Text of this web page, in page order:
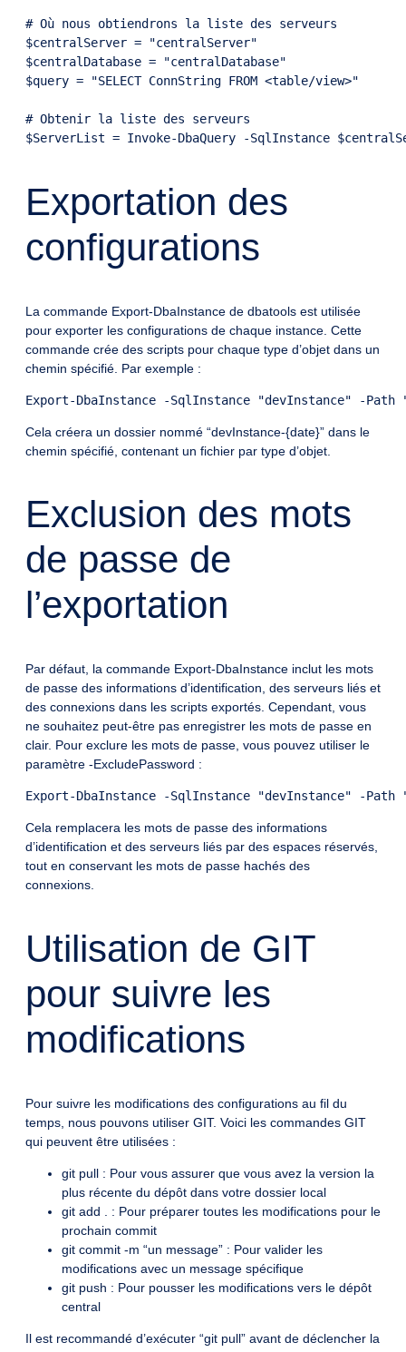
# Où nous obtiendrons la liste des serveurs
$centralServer = "centralServer"
$centralDatabase = "centralDatabase"
$query = "SELECT ConnString FROM <table/view>"
# Obtenir la liste des serveurs
Exportation des
configurations
La commande Export-DbaInstance de dbatools est utilisée
pour exporter les configurations de chaque instance. Cette
commande crée des scripts pour chaque type d’objet dans un
chemin spécifié. Par exemple :
Cela créera un dossier nommé “devInstance-{date}” dans le
chemin spécifié, contenant un fichier par type d’objet.
Exclusion des mots
de passe de
l’exportation
Par défaut, la commande Export-DbaInstance inclut les mots
de passe des informations d’identification, des serveurs liés et
des connexions dans les scripts exportés. Cependant, vous
ne souhaitez peut-être pas enregistrer les mots de passe en
clair. Pour exclure les mots de passe, vous pouvez utiliser le
paramètre -ExcludePassword :
Cela remplacera les mots de passe des informations
d’identification et des serveurs liés par des espaces réservés,
tout en conservant les mots de passe hachés des
connexions.
Utilisation de GIT
pour suivre les
modifications
Pour suivre les modifications des configurations au fil du
temps, nous pouvons utiliser GIT. Voici les commandes GIT
qui peuvent être utilisées :
git pull : Pour vous assurer que vous avez la version la
plus récente du dépôt dans votre dossier local
git add . : Pour préparer toutes les modifications pour le
prochain commit
git commit -m “un message” : Pour valider les
modifications avec un message spécifique
git push : Pour pousser les modifications vers le dépôt
central
Il est recommandé d’exécuter “git pull” avant de déclencher la